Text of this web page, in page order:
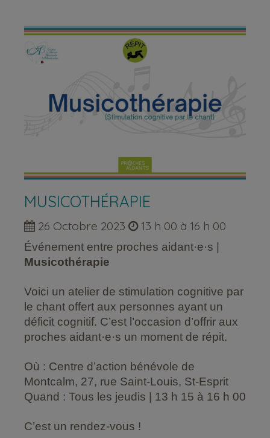
MUSICOTHÉRAPIE
26 Octobre 2023 13 h 00 à 16 h 00
Événement entre proches aidant·e·s |
Musicothérapie
Voici un atelier de stimulation cognitive par
le chant offert aux personnes ayant un
déficit cognitif. C’est l’occasion d’offrir aux
proches aidant·e·s un moment de répit.
Où : Centre d’action bénévole de
Montcalm, 27, rue Saint-Louis, St-Esprit
Quand : Tous les jeudis | 13 h 15 à 16 h 00
C’est un rendez-vous !